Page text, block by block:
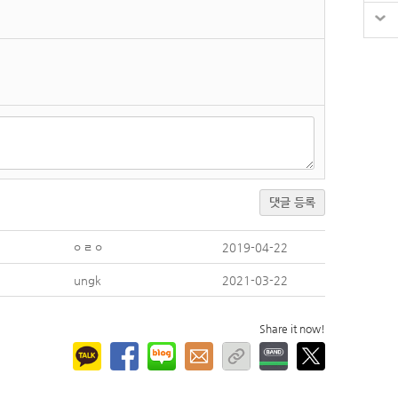
댓글 등록
ㅇㄹㅇ 2019-04-22
ungk 2021-03-22
Share it now!